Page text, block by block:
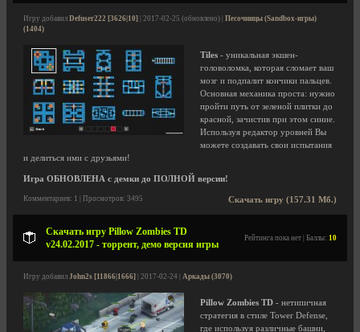
Игру добавил Defuser222 [3626|10] | 2017-02-25 (обновлено) | Песочницы (Sandbox-игры)
(1404)
Tiles - уникальная экшен-
головоломка, которая сломает ваш
мозг и подпалит кончики пальцев.
Основная механика проста: нужно
пройти путь от зеленой плитки до
красной, зачистив при этом синие.
Используя редактор уровней Вы
можете создавать свои испытания
и делиться ими с друзьями!
Игра ОБНОВЛЕНА с демки до ПОЛНОЙ версии!
Скачать игру (157.31 Мб.)
Комментариев: 1 | Просмотров: 3495
Скачать игру Pillow Zombies TD
v24.02.2017 - торрент, демо версия игры
Рейтинга пока нет | Баллы: 10
Игру добавил John2s [11866|1666] | 2017-02-24 | Аркады (3070)
Pillow Zombies TD - нетипичная
стратегия в стиле Tower Defense,
где используя различные башни,